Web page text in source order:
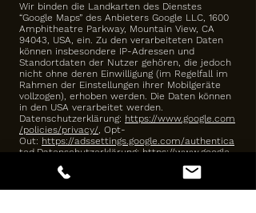
Wir binden die Landkarten des Dienstes
“Google Maps” des Anbieters Google LLC, 1600
Amphitheatre Parkway, Mountain View, CA
94043, USA, ein. Zu den verarbeiteten Daten
können insbesondere IP-Adressen und
Standortdaten der Nutzer gehören, die jedoch
nicht ohne deren Einwilligung (im Regelfall im
Rahmen der Einstellungen ihrer Mobilgeräte
vollzogen), erhoben werden. Die Daten können
in den USA verarbeitet werden.
Datenschutzerklärung: https://www.google.com
/policies/privacy/, Opt-
Out: https://adssettings.google.com/authentica
ted .Datenschutzerklärung: https://www.google.
com/policies/privacy/
https://adssettings.google.com/authentica